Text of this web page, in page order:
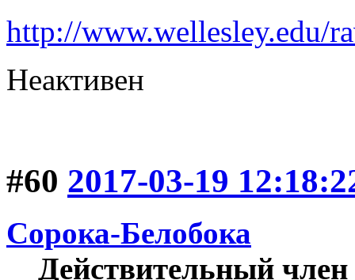
http://www.wellesley.edu/
Неактивен
#60 2017-03-19
Сорока-Белобока
Действительный член